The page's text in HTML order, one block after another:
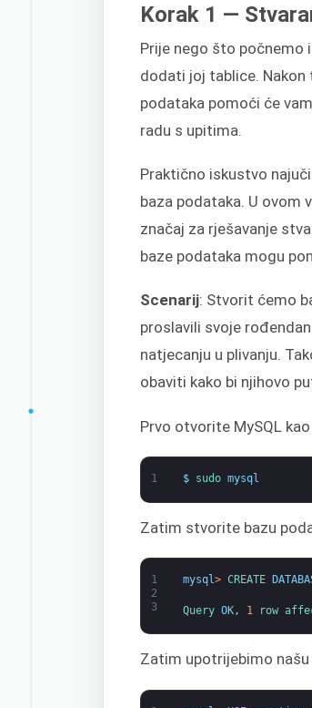
Korak 1 —
Prije nego što počnemo
dodati joj tablice.
podataka pomoći će
radu s upitima.
Praktično iskustvo
baza podataka. U ovom
značaj za rješavanje
baze podataka mogu
Scenarij: Stvorit ćemo
proslavili svoje
natjecanju u plivanju.
obaviti kako bi njihovo
Prvo otvorite MySQL
1 $ sudo mysql
Zatim stvorite bazu
1
2
3
mysql> CREATE
Query OK, 1 row
Zatim upotrijebimo